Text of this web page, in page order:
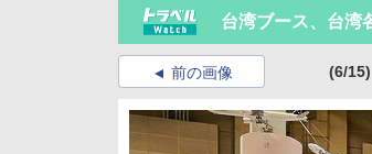
台湾ブース、台湾
前の画像 (6/15)